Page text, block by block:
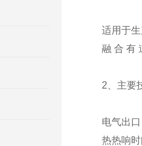
适用于
融 合 有
2、主要
电气出
热热响